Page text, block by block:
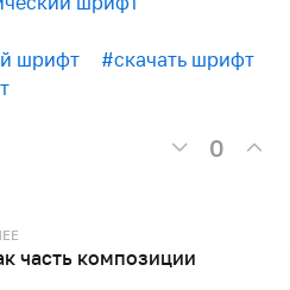
шрифт
#скачать шрифт
0
часть композиции